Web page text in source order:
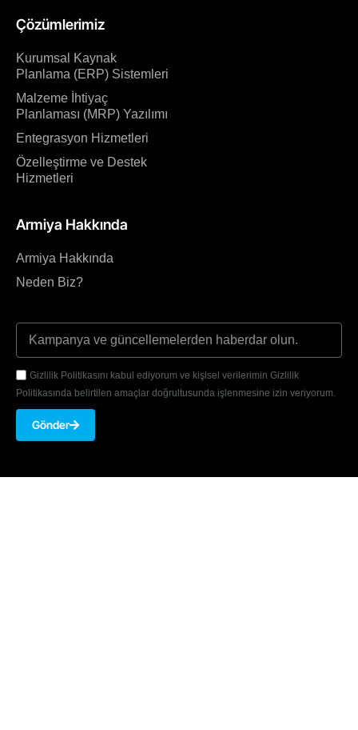
Çözümlerimiz
Kurumsal Kaynak
Planlama (ERP) Sistemleri
Malzeme İhtiyaç
Planlaması (MRP) Yazılımı
Entegrasyon Hizmetleri
Özelleştirme ve Destek
Hizmetleri
Armiya Hakkında
Armiya Hakkında
Neden Biz?
Gizlilik Politikasını kabul ediyorum ve kişisel verilerimin Gizlilik
Politikasında belirtilen amaçlar doğrultusunda işlenmesine izin veriyorum.
Gönder